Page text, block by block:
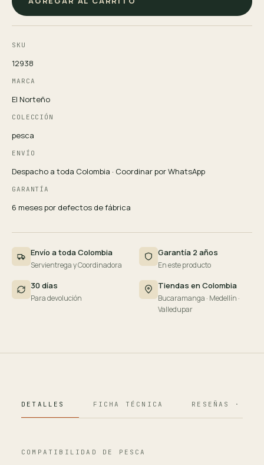
SKU
12938
MARCA
El Norteño
COLECCIÓN
pesca
ENVÍO
Despacho a toda Colombia · Coordinar por WhatsApp
GARANTÍA
6 meses por defectos de fábrica
Envío a toda Colombia
Servientrega y Coordinadora
Garantía 2 años
En este producto
30 días
Para devolución
Tiendas en Colombia
Bucaramanga · Medellín ·
Valledupar
DETALLES FICHA TÉCNICA RESEÑAS · 124
COMPATIBILIDAD DE PESCA